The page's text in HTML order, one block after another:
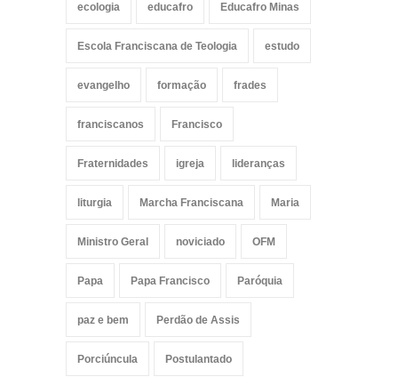
ecologia educafro Educafro Minas
Escola Franciscana de Teologia estudo
evangelho formação frades
franciscanos Francisco
Fraternidades igreja lideranças
liturgia Marcha Franciscana Maria
Ministro Geral noviciado OFM
Papa Papa Francisco Paróquia
paz e bem Perdão de Assis
Porciúncula Postulantado